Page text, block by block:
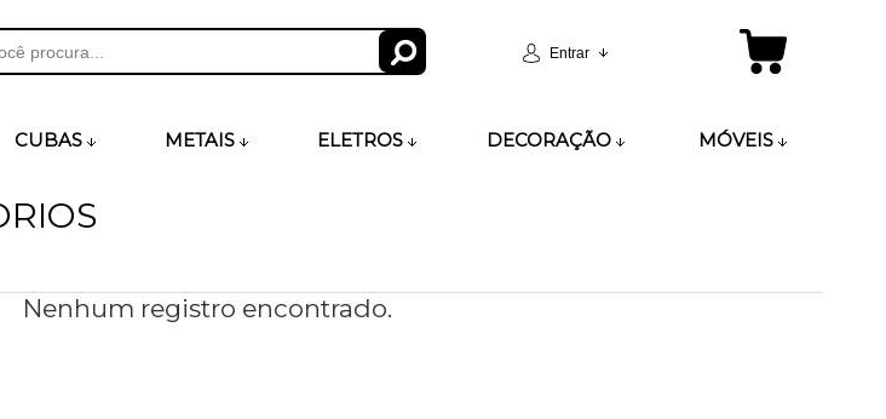
Entrar
CUBAS METAIS ELETROS DECORAÇÃO MÓVEIS
Nenhum registro encontrado.